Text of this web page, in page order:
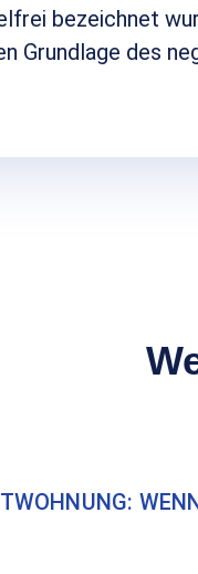
bezeichnet
Grundlage des